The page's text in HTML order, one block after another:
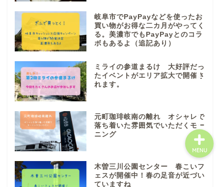
岐阜市でPayPayなどを使ったお
買い物がお得な二カ月がやってく
る。美濃市でもPayPayとのコラ
ボもあるよ（追記あり）
ミライの参道まるけ 大好評だっ
たイベントがエリア拡大で開催さ
れます。
元町珈琲岐南の離れ オシャレで
落ち着いた雰囲気でいただくモー
ニング
木曽三川公園センター 春こいフ
ェスが開催中！春の足音が近づい
ていますね
MENU
御嵩町